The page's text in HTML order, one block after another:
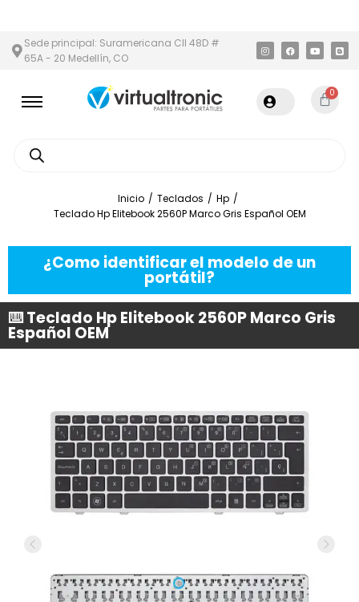
Sede principal: Suramericana Cll 48D #
65A - 20 Medellín, CO
0
Inicio / Teclados / Hp /
Teclado Hp Elitebook 2560P Marco Gris Español OEM
¿Como identificar el modelo de un
portátil?
⌨️ Teclado Hp Elitebook 2560P Marco Gris
Español OEM